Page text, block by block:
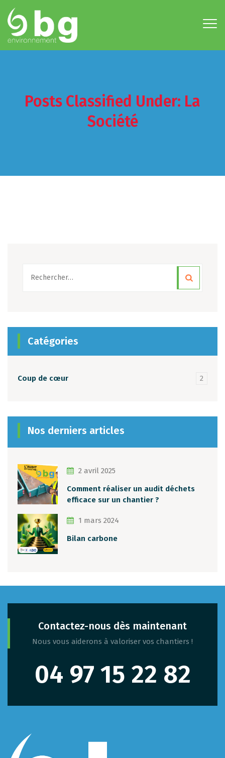
Posts Classified Under: La
Société
Catégories
Coup de cœur 2
Nos derniers articles
2 avril 2025
Comment réaliser un audit déchets
efficace sur un chantier ?
1 mars 2024
Bilan carbone
Contactez-nous dès maintenant
Nous vous aiderons à valoriser vos chantiers !
04 97 15 22 82